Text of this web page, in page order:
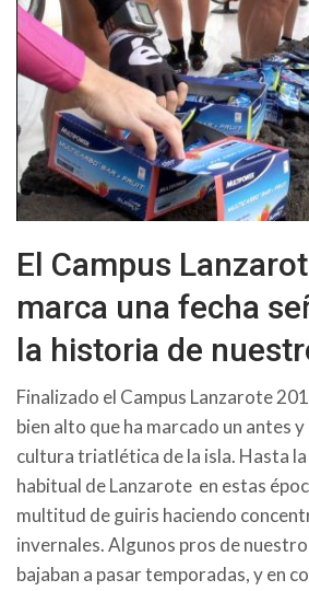
El Campus
marca una fecha
la historia de
Finalizado el Campus Lanzarote
bien alto que ha marcado un antes y
cultura triatlética de la isla. Hasta
habitual de Lanzarote en estas
multitud de guiris haciendo
invernales. Algunos pros de
bajaban a pasar temporadas, y en